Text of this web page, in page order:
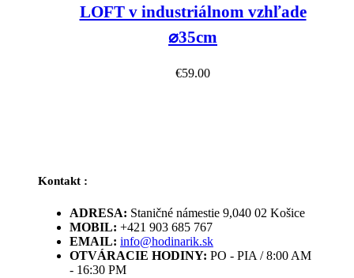
LOFT v industriálnom vzhľade
⌀35cm
€59.00
Kontakt :
ADRESA: Staničné námestie 9,040 02 Košice
MOBIL: +421 903 685 767
EMAIL: info@hodinarik.sk
OTVÁRACIE HODINY: PO - PIA / 8:00 AM
- 16:30 PM